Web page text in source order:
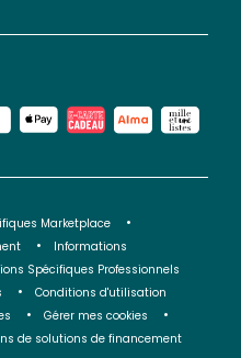
Marketplace
Informations
Spécifiques Professionnels
Conditions d'utilisation
Gérer mes cookies
de solutions de financement